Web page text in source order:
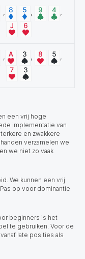
, , ,
, , ,
een vrij hoge
implementatie van
en zwakkere
verzamelen we
we niet zo vaak
We kunnen een vrij
op voor dominantie
beginners is het
te gebruiken. Voor de
late posities als